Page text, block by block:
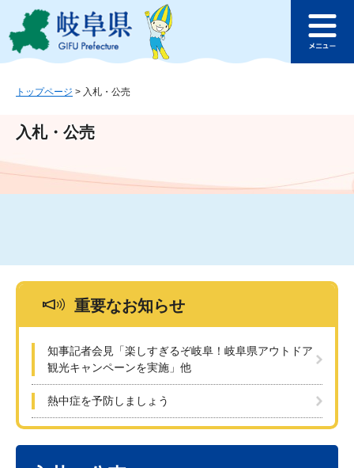
ジ
ュ
文
このページの本文へ
ュ
トップページ > 入札・公売
入札・公売
重要なお知らせ
知事記者会見「楽しすぎるぞ岐阜！岐阜県アウトドア
観光キャンペーンを実施」他
熱中症を予防しましょう